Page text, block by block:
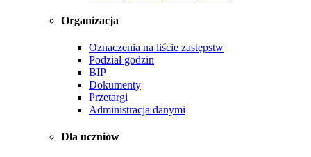
Organizacja
Oznaczenia na liście zastępstw
Podział godzin
BIP
Dokumenty
Przetargi
Administracja danymi
Dla uczniów